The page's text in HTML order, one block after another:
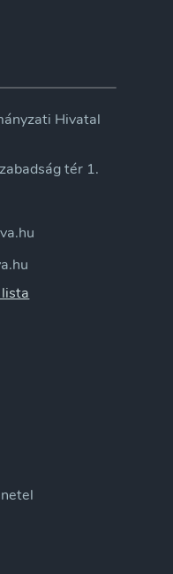
Hivatal
tér 1.